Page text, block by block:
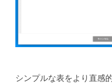
シンプルな表をより直感